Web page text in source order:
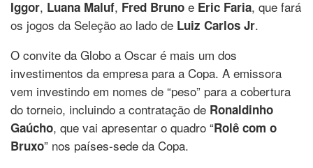
Iggor, Luana Maluf, Fred Bruno e Eric Faria, que fará
os jogos da Seleção ao lado de Luiz Carlos Jr.
O convite da Globo a Oscar é mais um dos
investimentos da empresa para a Copa. A emissora
vem investindo em nomes de “peso” para a cobertura
do torneio, incluindo a contratação de Ronaldinho
Gaúcho, que vai apresentar o quadro “Rolê com o
Bruxo” nos países-sede da Copa.